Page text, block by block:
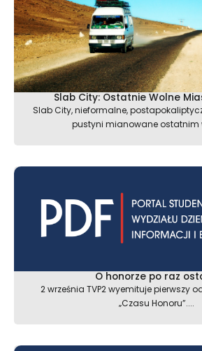
Slab City: Ostatnie Wolne
Slab City, nieformalne,
pustyni mianowane ostatnim
O honorze po raz
2 września TVP2 wyemituje pierwszy
„Czasu Honoru”....